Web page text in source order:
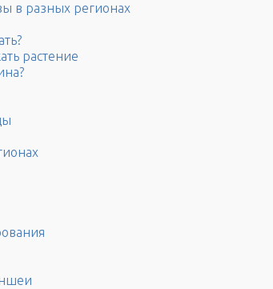
в разных регионах
растение